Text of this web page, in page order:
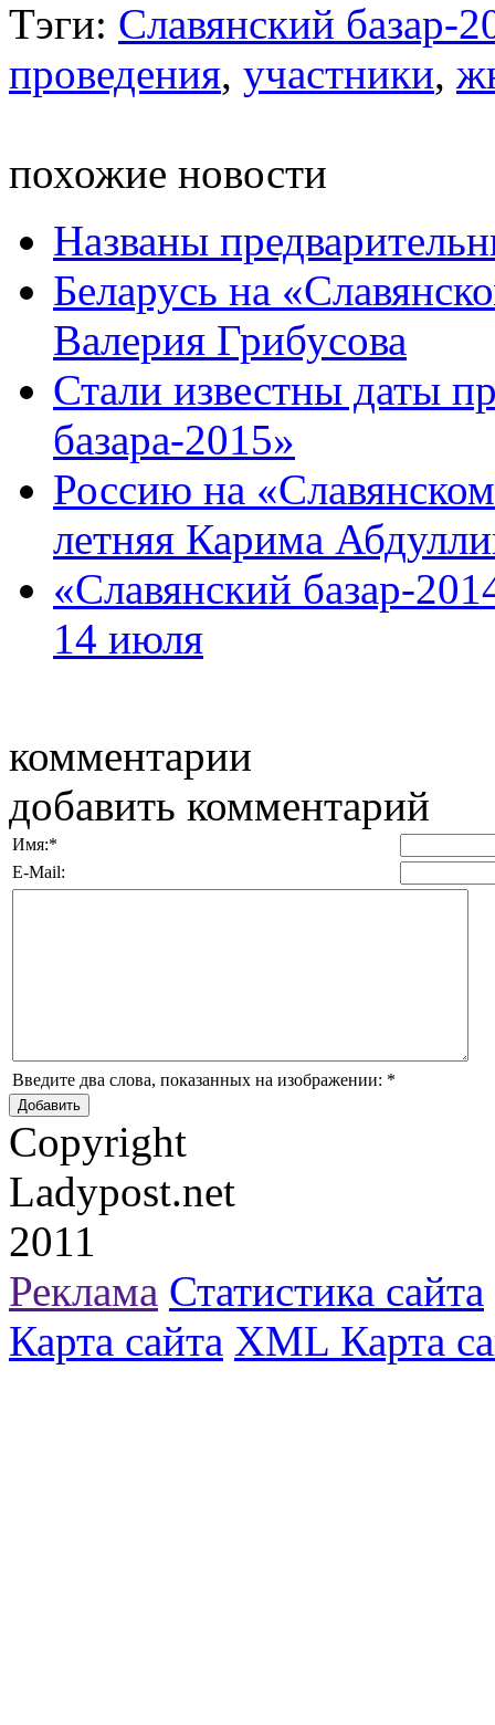
Тэги: Славянский базар-
проведения, участники,
похожие новости
Названы
Беларусь на
Валерия Грибусова
Стали известны даты
базара-2015»
Россию на
летняя Карима
«Славянский базар-
14 июля
комментарии
добавить комментарий
Имя:*
E-Mail:
Введите два слова, показанных на изображении: *
Copyright
Ladypost.net
2011
Реклама Статистика сайта
Карта сайта XML Карта